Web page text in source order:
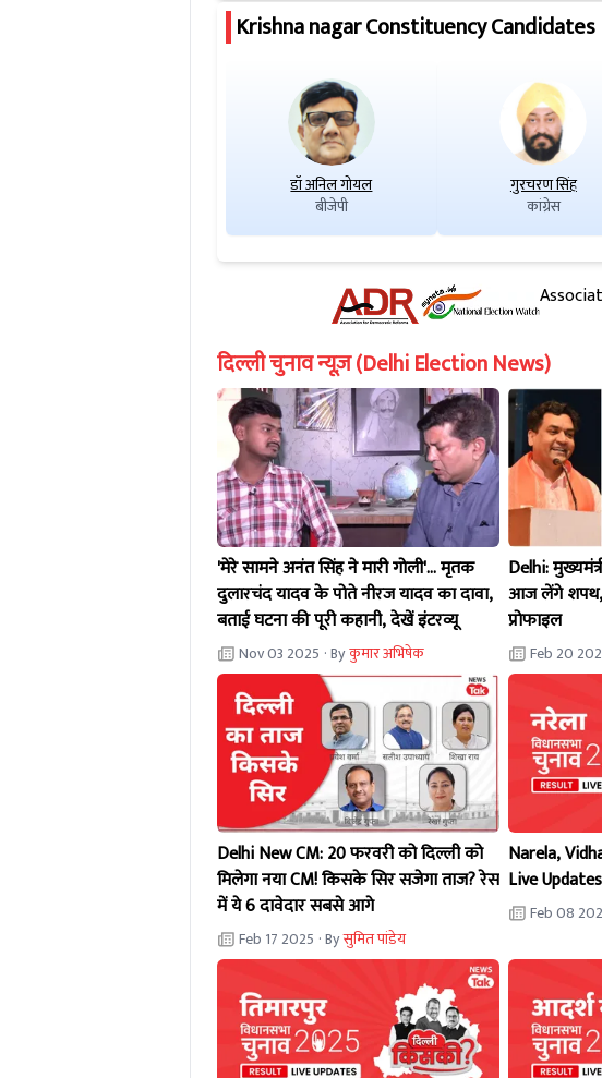
Krishna nagarConstituency Candidates
डॉ अनिल गोयल
बीजेपी
गुरचरण सिंह
कांग्रेस
दिल्ली चुनाव न्यूज़ (Delhi Election News)
'मेरे सामने अनंत सिंह ने मारी गोली'... मृतक
दुलारचंद यादव के पोते नीरज यादव का दावा,
बताई घटना की पूरी कहानी, देखें इंटरव्यू
Nov 03 2025 · Byकुमार अभिषेक
Delhi:
आज लेंगे शपथ,
प्रोफाइल
Feb 20
Delhi New CM: 20 फरवरी को दिल्ली को
मिलेगा नया CM! किसके सिर सजेगा ताज? रेस
में ये 6 दावेदार सबसे आगे
Feb 17 2025 · Byसुमित पांडेय
Narela,
Live Updates
Feb 08